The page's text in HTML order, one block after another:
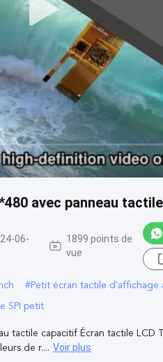
avec panneau
06-
1899 points de
vue
#Petit écran tactile d'affichage
SPI petit
tactile capacitif Écran tactile LCD
de r.... Voir plus